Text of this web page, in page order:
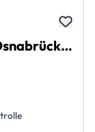
All Seasons 4.0 Self Storage Osnabrück Hasepark